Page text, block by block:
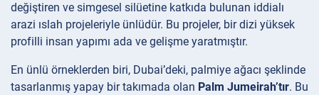
değiştiren ve simgesel silüetine katkıda bulunan iddialı
arazi ıslah projeleriyle ünlüdür. Bu projeler, bir dizi yüksek
profilli insan yapımı ada ve gelişme yaratmıştır.
En ünlü örneklerden biri, Dubai’deki, palmiye ağacı şeklinde
tasarlanmış yapay bir takımada olan Palm Jumeirah’tır. Bu